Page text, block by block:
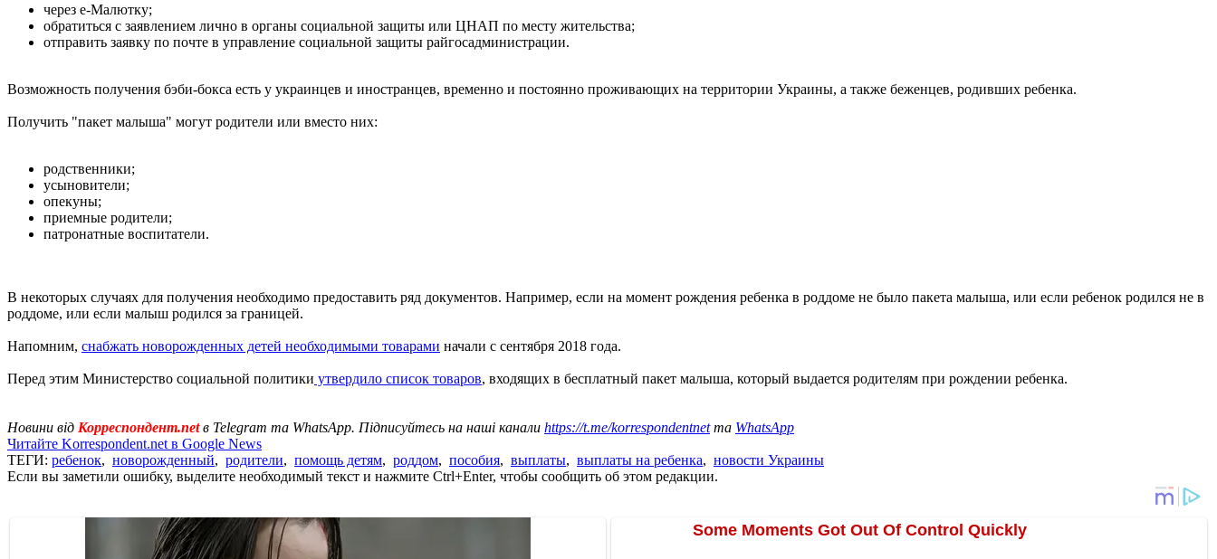
через е-Малютку;
обратиться с заявлением лично в органы социальной защиты или ЦНАП по месту жительства;
отправить заявку по почте в управление социальной защиты райгосадминистрации.
Возможность получения бэби-бокса есть у украинцев и иностранцев, временно и постоянно проживающих на территории Украины, а также беженцев, родивших ребенка.
Получить "пакет малыша" могут родители или вместо них:
родственники;
усыновители;
опекуны;
приемные родители;
патронатные воспитатели.
В некоторых случаях для получения необходимо предоставить ряд документов. Например, если на момент рождения ребенка в роддоме не было пакета малыша, или если ребенок родился не в
роддоме, или если малыш родился за границей.
Напомним, снабжать новорожденных детей необходимыми товарами начали с сентября 2018 года.
Перед этим Министерство социальной политики утвердило список товаров, входящих в бесплатный пакет малыша, который выдается родителям при рождении ребенка.
Новини від Корреспондент.netв Telegram та WhatsApp. Підписуйтесь на наші канали https://t.me/korrespondentnetта WhatsApp
Читайте Korrespondent.net в Google News
ТЕГИ: ребенок, новорожденный, родители, помощь детям, роддом, пособия, выплаты, выплаты на ребенка, новости Украины
Если вы заметили ошибку, выделите необходимый текст и нажмите Ctrl+Enter, чтобы сообщить об этом редакции.